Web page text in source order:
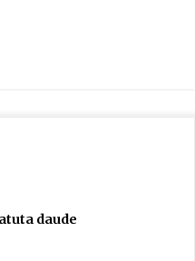
daude